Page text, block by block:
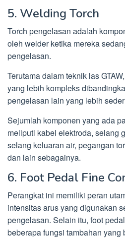
5. Welding Torch
Torch pengelasan adalah
oleh welder ketika mereka
pengelasan.
Terutama dalam teknik las
yang lebih kompleks
pengelasan lain yang lebih
Sejumlah komponen yang ada
meliputi kabel elektroda, selang
selang keluaran air, pegangan
dan lain sebagainya.
6. Foot Pedal Fine
Perangkat ini memiliki peran
intensitas arus yang digunakan
pengelasan. Selain itu, foot
beberapa fungsi tambahan yang